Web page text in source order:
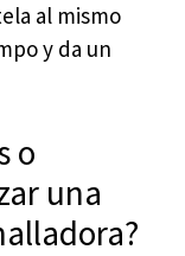
al mismo
y da un
o
una